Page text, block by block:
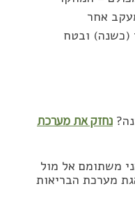
אחר
(כשנה) ובטח
נחזק את מערכת
משתומם אל מול
מערכת הבריאות